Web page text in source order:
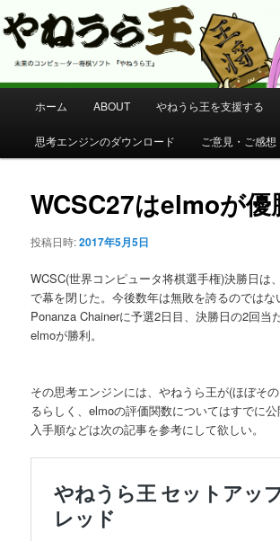
やねうら王 公式サイト
コンピューター将棋 やねうら王 公式サイト
メ
メ
イ
テ
ン
へ
移
動
ホーム ABOUT やねうら王を支援する
思考エンジンのダウンロード ご意見・ご感想
WCSC27はelmoが優
投稿日時:2017年5月5日
WCSC(世界コンピュータ将棋選手権)決勝日は
で幕を閉じた。今後数年は無敗を誇るのではな
Ponanza Chainerに予選2日目、決勝日の2回当
elmoが勝利。
その思考エンジンには、やねうら王が(ほぼそ
るらしく、elmoの評価関数についてはすでに
入手順などは次の記事を参考にして欲しい。